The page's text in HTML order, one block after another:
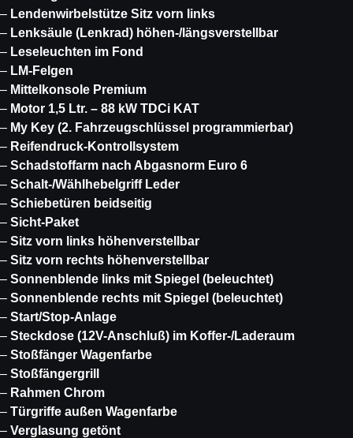
– Lendenwirbelstütze Sitz vorn links
– Lenksäule (Lenkrad) höhen-/längsverstellbar
– Leseleuchten im Fond
– LM-Felgen
– Mittelkonsole Premium
– Motor 1,5 Ltr. – 88 kW TDCi KAT
– My Key (2. Fahrzeugschlüssel programmierbar)
– Reifendruck-Kontrollsystem
– Schadstoffarm nach Abgasnorm Euro 6
– Schalt-/Wählhebelgriff Leder
– Schiebetüren beidseitig
– Sicht-Paket
– Sitz vorn links höhenverstellbar
– Sitz vorn rechts höhenverstellbar
– Sonnenblende links mit Spiegel (beleuchtet)
– Sonnenblende rechts mit Spiegel (beleuchtet)
– Start/Stop-Anlage
– Steckdose (12V-Anschluß) im Koffer-/Laderaum
– Stoßfänger Wagenfarbe
– Stoßfängergrill
– Rahmen Chrom
– Türgriffe außen Wagenfarbe
– Verglasung getönt